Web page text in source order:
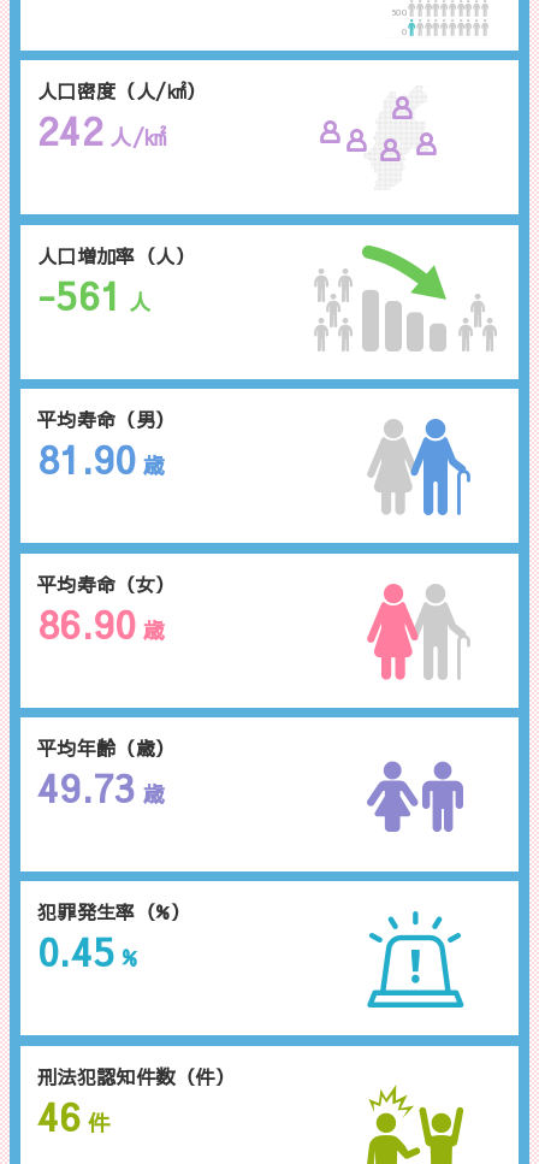
人口密度（人/㎢）
242 人/㎢
平均寿命（男）
81.90 歳
平均年齢（歳）
49.73 歳
刑法犯認知件数（件）
46 件
500
0
人口増加率（人）
-561 人
平均寿命（女）
86.90 歳
犯罪発生率（%）
0.45 %